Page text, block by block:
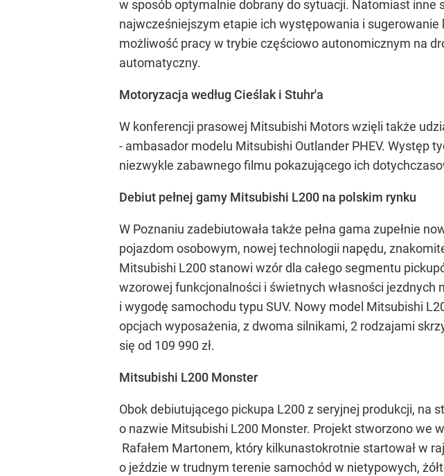
w sposób optymalnie dobrany do sytuacji. Natomiast
najwcześniejszym etapie ich występowania i
możliwość pracy w trybie częściowo autonomicznym na
automatyczny.
Motoryzacja według Cieślak i Stuhr'a
W konferencji prasowej Mitsubishi Motors wzięli także
- ambasador modelu Mitsubishi Outlander PHEV. Występ
niezwykle zabawnego filmu pokazującego ich
Debiut pełnej gamy Mitsubishi L200 na polskim rynku
W Poznaniu zadebiutowała także pełna gama zupełnie
pojazdom osobowym, nowej technologii napędu,
Mitsubishi L200 stanowi wzór dla całego segmentu
wzorowej funkcjonalności i świetnych własności
i wygodę samochodu typu SUV. Nowy model Mitsubishi
opcjach wyposażenia, z dwoma silnikami, 2 rodzajami
się od 109 990 zł.
Mitsubishi L200 Monster
Obok debiutującego pickupa L200 z seryjnej produkcji, na
o nazwie Mitsubishi L200 Monster. Projekt stworzono we
Rafałem Martonem, który kilkunastokrotnie startował w
o jeździe w trudnym terenie samochód w nietypowych,